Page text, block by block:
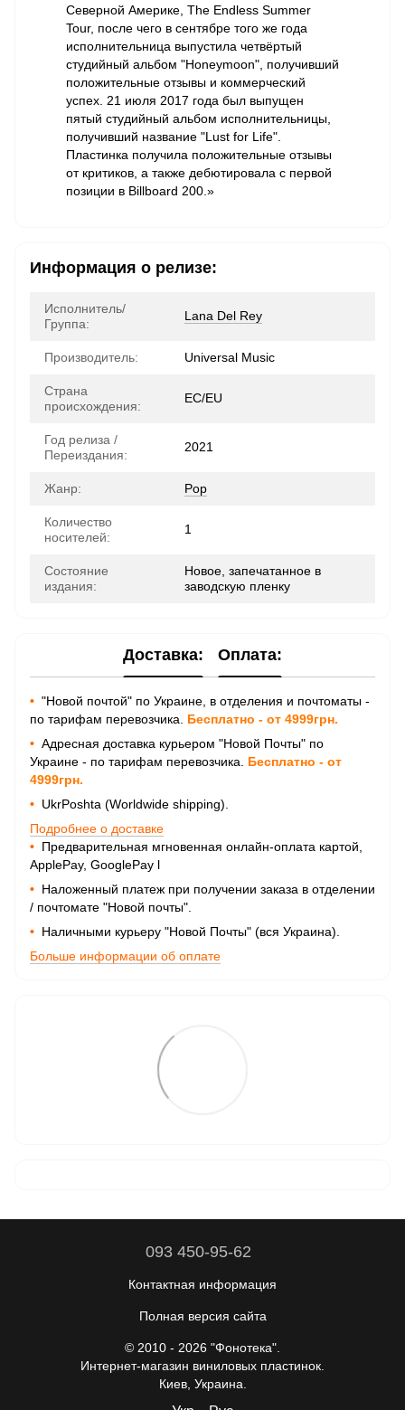
Северной Америке, The Endless Summer
Tour, после чего в сентябре того же года
исполнительница выпустила четвёртый
студийный альбом "Honeymoon", получивший
положительные отзывы и коммерческий
успех. 21 июля 2017 года был выпущен
пятый студийный альбом исполнительницы,
получивший название "Lust for Life".
Пластинка получила положительные отзывы
от критиков, а также дебютировала с первой
позиции в Billboard 200.»
Информация о релизе:
Исполнитель/
Группа:
Lana Del Rey
Производитель: Universal Music
Страна
происхождения:
ЕС/EU
Год релиза /
Переиздания:
2021
Жанр: Pop
Количество
носителей:
1
Состояние
издания:
Новое, запечатанное в
заводскую пленку
Доставка: Оплата:
• "Новой почтой" по Украине, в отделения и почтоматы -
по тарифам перевозчика. Бесплатно - от 4999грн.
• Адресная доставка курьером "Новой Почты" по
Украине - по тарифам перевозчика. Бесплатно - от
4999грн.
• UkrPoshta (Worldwide shipping).
Подробнее о доставке
• Предварительная мгновенная онлайн-оплата картой,
ApplePay, GooglePay l
• Наложенный платеж при получении заказа в отделении
/ почтомате "Новой почты".
• Наличными курьеру "Новой Почты" (вся Украина).
Больше информации об оплате
093 450-95-62
Контактная информация
Полная версия сайта
© 2010 - 2026 "Фонотека".
Интернет-магазин виниловых пластинок.
Киев, Украина.